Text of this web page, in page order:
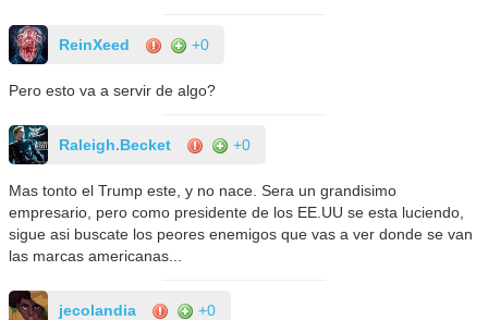
ReinXeed +0
Pero esto va a servir de algo?
Raleigh.Becket +0
Mas tonto el Trump este, y no nace. Sera un grandisimo
empresario, pero como presidente de los EE.UU se esta luciendo,
sigue asi buscate los peores enemigos que vas a ver donde se van
las marcas americanas...
jecolandia +0